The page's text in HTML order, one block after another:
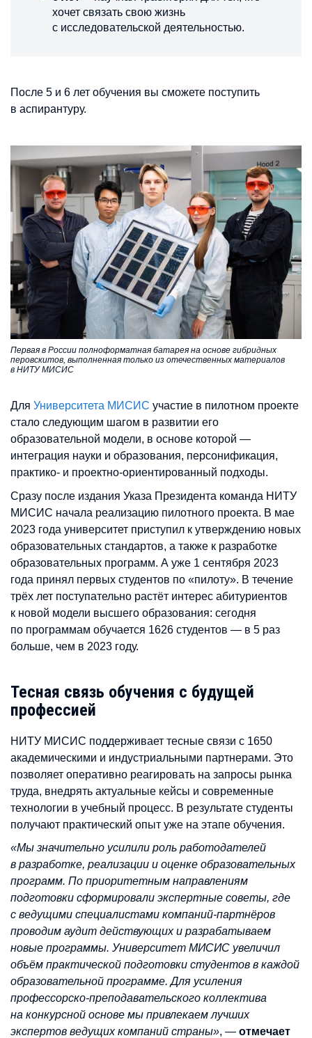
хочет связать свою жизнь
с исследовательской деятельностью.
После 5 и 6 лет обучения вы сможете поступить
в аспирантуру.
Первая в России полноформатная батарея на основе гибридных
перовскитов, выполненная только из отечественных материалов
в НИТУ МИСИС
Для Университета МИСИС участие в пилотном проекте
стало следующим шагом в развитии его
образовательной модели, в основе которой —
интеграция науки и образования, персонификация,
практико- и проектно-ориентированный подходы.
Сразу после издания Указа Президента команда НИТУ
МИСИС начала реализацию пилотного проекта. В мае
2023 года университет приступил к утверждению новых
образовательных стандартов, а также к разработке
образовательных программ. А уже 1 сентября 2023
года принял первых студентов по «пилоту». В течение
трёх лет поступательно растёт интерес абитуриентов
к новой модели высшего образования: сегодня
по программам обучается 1626 студентов — в 5 раз
больше, чем в 2023 году.
Тесная связь обучения с будущей
профессией
НИТУ МИСИС поддерживает тесные связи с 1650
академическими и индустриальными партнерами. Это
позволяет оперативно реагировать на запросы рынка
труда, внедрять актуальные кейсы и современные
технологии в учебный процесс. В результате студенты
получают практический опыт уже на этапе обучения.
«Мы значительно усилили роль работодателей
в разработке, реализации и оценке образовательных
программ. По приоритетным направлениям
подготовки сформировали экспертные советы, где
с ведущими специалистами компаний-партнёров
проводим аудит действующих и разрабатываем
новые программы. Университет МИСИС увеличил
объём практической подготовки студентов в каждой
образовательной программе. Для усиления
профессорско-преподавательского коллектива
на конкурсной основе мы привлекаем лучших
экспертов ведущих компаний страны», — отмечает